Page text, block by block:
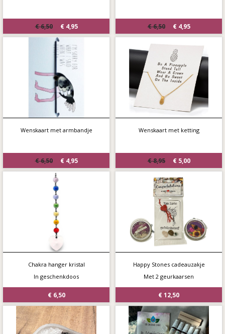
€ 6,50 € 4,95 € 6,50 € 4,95
Wenskaart met armbandje
€ 6,50 € 4,95
Wenskaart met ketting
€ 8,95 € 5,00
Chakra hanger kristal
In geschenkdoos
€ 6,50
Happy Stones cadeauzakje
Met 2 geurkaarsen
€ 12,50